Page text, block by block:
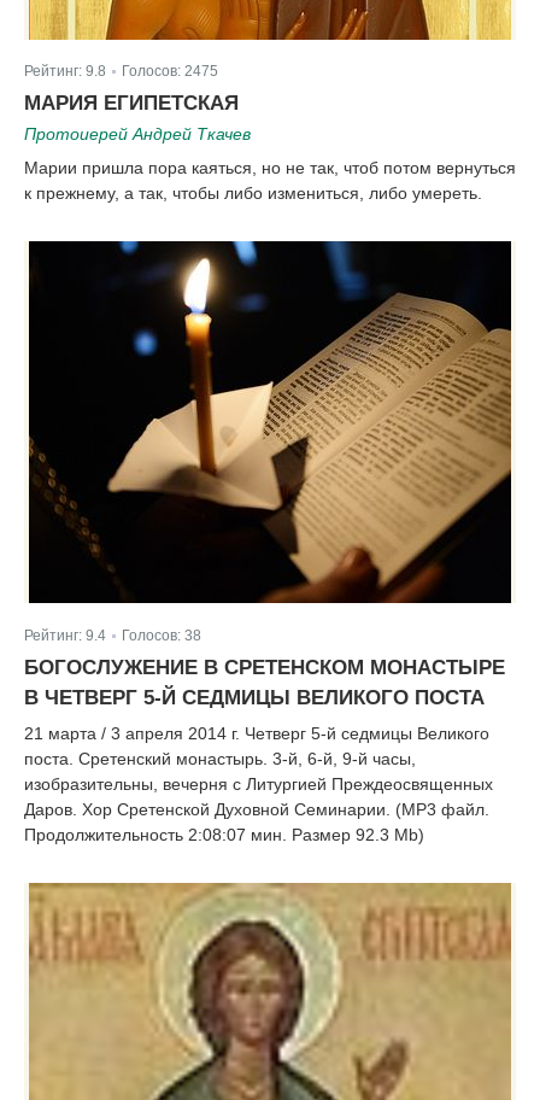
Рейтинг: 9.8 Голосов: 2475
МАРИЯ ЕГИПЕТСКАЯ
Протоиерей Андрей Ткачев
Марии пришла пора каяться, но не так, чтоб потом вернуться
к прежнему, а так, чтобы либо измениться, либо умереть.
Рейтинг: 9.4 Голосов: 38
БОГОСЛУЖЕНИЕ В СРЕТЕНСКОМ МОНАСТЫРЕ
В ЧЕТВЕРГ 5-Й СЕДМИЦЫ ВЕЛИКОГО ПОСТА
21 марта / 3 апреля 2014 г. Четверг 5-й седмицы Великого
поста. Сретенский монастырь. 3-й, 6-й, 9-й часы,
изобразительны, вечерня с Литургией Преждеосвященных
Даров. Хор Сретенской Духовной Семинарии. (MP3 файл.
Продолжительность 2:08:07 мин. Размер 92.3 Mb)